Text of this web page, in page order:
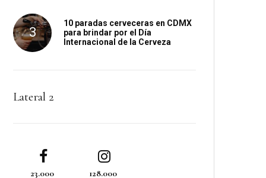
10 paradas cerveceras en CDMX
para brindar por el Día
Internacional de la Cerveza
Lateral 2
23.000 128.000